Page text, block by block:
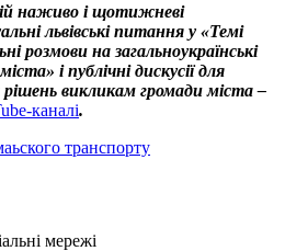
наживо і щотижневі
львівські питання у «Темі
розмови на загальноукраїнські
і публічні дискусії для
викликам громади міста –
каналі.
транспорту
мережі